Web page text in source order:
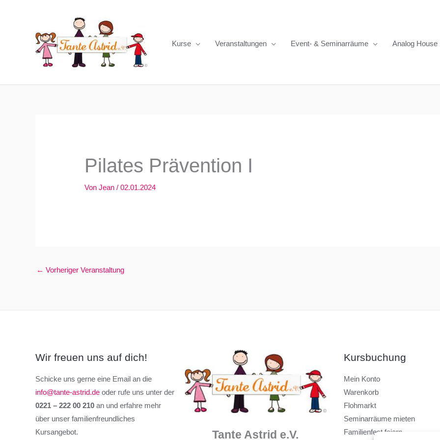
Kurse
Veranstaltungen Event- & Seminarräume Analog House
Pilates Prävention I
VonJean/02.01.2024
← Vorheriger Veranstaltung
Wir freuen uns auf dich!
Schicke uns gerne eine Email an die
info@tante-astrid.de oder rufe uns unter der
0221 – 222 00 210 an und erfahre mehr
über unser familienfreundliches
Kursangebot.
Tante Astrid e.V.
Kursbuchung
Mein Konto
Warenkorb
Flohmarkt
Seminarräume mieten
Familienfest feiern